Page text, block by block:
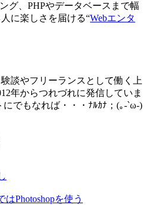
グ、PHPやデータベースまで幅
に楽しさを届ける“Webエンタ
談やフリーランスとして働く上
年からつれづれに発信していま
でもなれば・・・ﾅﾙｶﾅ；(｡-`ω-)
Photoshopを使う